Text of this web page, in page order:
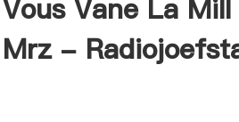
Vous Vane La Mill
Mrz -